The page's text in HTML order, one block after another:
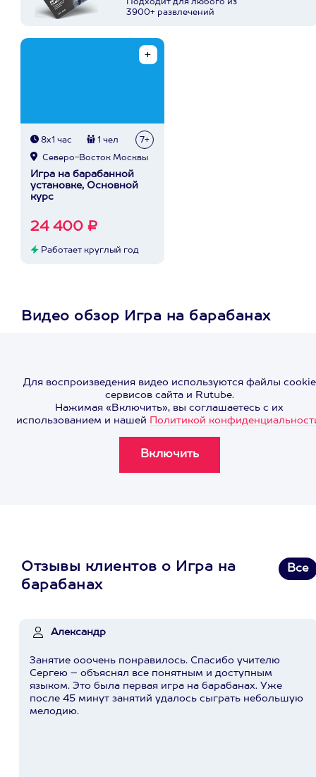
Подходит для любого из
3900+ развлечений
8х1 час 1 чел 7+
Северо-Восток Москвы
Игра на барабанной
установке, Основной
курс
24 400 ₽
Работает круглый год
Видео обзор Игра на барабанах
Для воспроизведения видео используются файлы cookie
сервисов сайта и Rutube.
Нажимая «Включить», вы соглашаетесь с их
использованием и нашей Политикой
Отзывы клиентов о Игра на
барабанах
Все
Александр
Занятие ооочень понравилось. Спасибо учителю
Сергею – объяснял все понятным и доступным
языком. Это была первая игра на барабанах. Уже
после 45 минут занятий удалось сыграть небольшую
мелодию.